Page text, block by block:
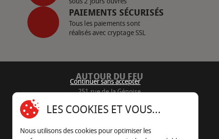
PAIEMENTS SÉCURISÉS
Tous les paiements sont
réalisés avec cryptage SSL
AUTOUR DU FEU
251 rue de la Génoise
05 45 22 98 09
Nous envoyer un e-mail
Continuer sans accepter
LES COOKIES ET VOUS...
Nous utilisons des cookies pour optimiser les